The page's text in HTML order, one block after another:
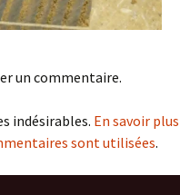
un commentaire.
indésirables. En savoir plus
sont utilisées.